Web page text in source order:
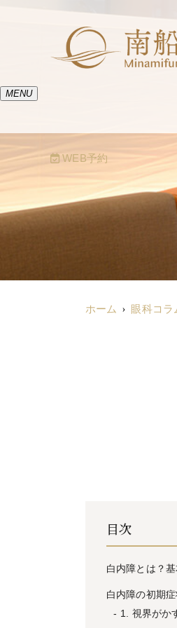
MENU
WEB予約
ホーム 眼科コラ
目次
白内障とは？
白内障の初期
1. 視界がか